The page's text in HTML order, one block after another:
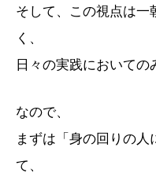
そして、この視点は一
く、
日々の実践においての
なので、
まずは「身の回りの
て、